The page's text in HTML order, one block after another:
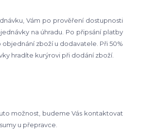
Vám po prověření dostupnosti
na úhradu. Po připsání platby
zboží u dodavatele. Při 50%
hradíte kurýrovi při dodání zboží.
možnost, budeme Vás kontaktovat
u přepravce.